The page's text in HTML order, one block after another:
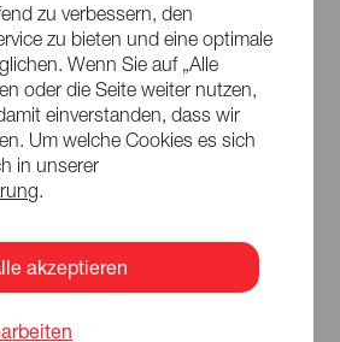
Camilla Nylund absolvierte ihre
Salzburger Mozarteum. Ab 1995
der Niedersächsischen
und anschließend zwei Jahre fest an
Sie gehört heute zu den
Sängerinnen ihres Fachs und
bedeutenden Opernhäusern zu
der Deutschen Oper Berlin,
Opernhaus Zürich oder bei den
zu verbessern, den
zu bieten und eine optimale
Wenn Sie auf „Alle
oder die Seite weiter nutzen,
einverstanden, dass wir
Um welche Cookies es sich
in unserer
akzeptieren